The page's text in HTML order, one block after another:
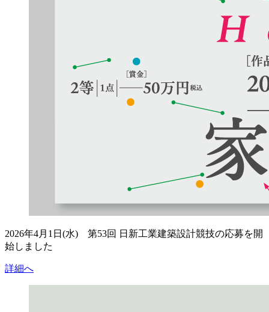
2026年4月1日(水) 第53回 日新工業建築設計競技の応募を開
始しました
詳細へ